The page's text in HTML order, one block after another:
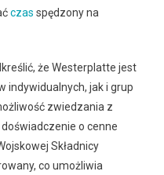
czas spędzony na
że Westerplatte jest
indywidualnych, jak i grup
zwiedzania z
o cenne
Składnicy
co umożliwia